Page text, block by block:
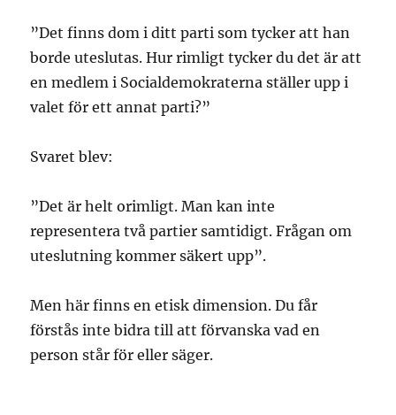
”Det finns dom i ditt parti som tycker att han
borde uteslutas. Hur rimligt tycker du det är att
en medlem i Socialdemokraterna ställer upp i
valet för ett annat parti?”
Svaret blev:
”Det är helt orimligt. Man kan inte
representera två partier samtidigt. Frågan om
uteslutning kommer säkert upp”.
Men här finns en etisk dimension. Du får
förstås inte bidra till att förvanska vad en
person står för eller säger.